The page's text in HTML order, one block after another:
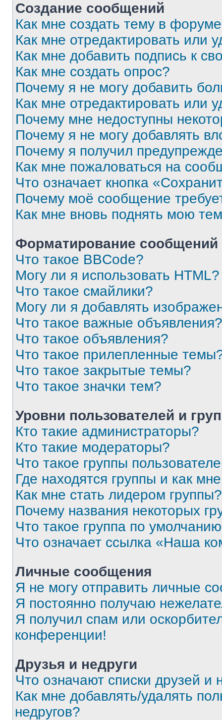
Создание сообщений
Как мне создать тему в
Как мне отредактировать или
Как мне добавить подпись к
Как мне создать опрос?
Почему я не могу добавить
Как мне отредактировать или
Почему мне недоступны
Почему я не могу добавлять
Почему я получил
Как мне пожаловаться на
Что означает кнопка
Почему моё сообщение
Как мне вновь поднять мою
Форматирование
Что такое BBCode?
Могу ли я использовать HTML?
Что такое смайлики?
Могу ли я добавлять
Что такое важные объявления?
Что такое объявления?
Что такое прилепленные
Что такое закрытые темы?
Что такое значки тем?
Уровни пользователей и
Кто такие администраторы?
Кто такие модераторы?
Что такое группы
Где находятся группы и как
Как мне стать лидером группы?
Почему названия некоторых
Что такое группа по
Что означает ссылка «Наша
Личные сообщения
Я не могу отправить личные
Я постоянно получаю
Я получил спам или
конференции!
Друзья и недруги
Что означают списки друзей и
Как мне добавлять/удалять
недругов?